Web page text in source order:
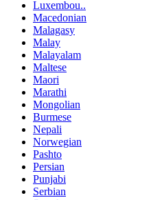
Luxembou..
Macedonian
Malagasy
Malay
Malayalam
Maltese
Maori
Marathi
Mongolian
Burmese
Nepali
Norwegian
Pashto
Persian
Punjabi
Serbian